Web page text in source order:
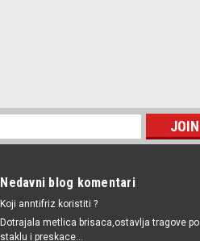
Nedavni blog komentari
Koji anntifriz koristiti ?
Dotrajala metlica brisaca,ostavlja tragove po
staklu i preskace...